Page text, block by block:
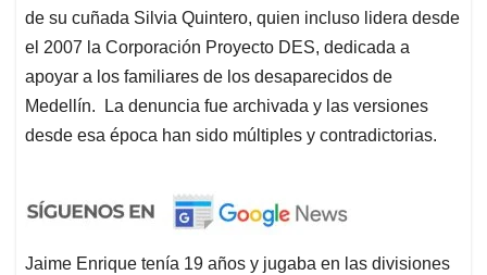
de su cuñada Silvia Quintero, quien incluso lidera desde
el 2007 la Corporación Proyecto DES, dedicada a
apoyar a los familiares de los desaparecidos de
Medellín. La denuncia fue archivada y las versiones
desde esa época han sido múltiples y contradictorias.
Jaime Enrique tenía 19 años y jugaba en las divisiones